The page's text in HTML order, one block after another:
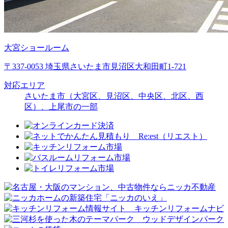
大宮ショールーム
〒337-0053 埼玉県さいたま市見沼区大和田町1-721
対応エリア
さいたま市（大宮区、見沼区、中央区、北区、西
区）、上尾市の一部